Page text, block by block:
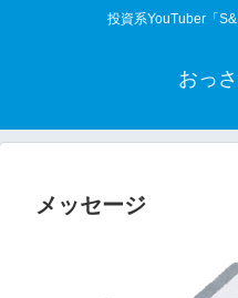
投資系YouTuber「
おっ
メッセージ